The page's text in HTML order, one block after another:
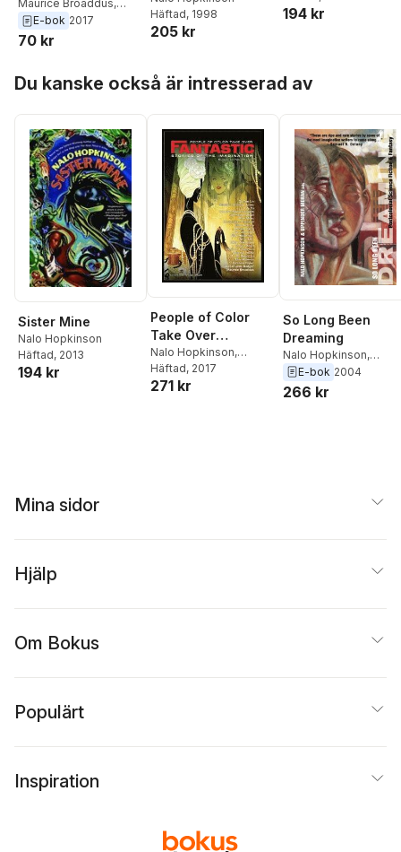
Fantastic Stories of
the Imagination
Maurice Broaddus,
Darcie Little Badger
Terence Taylor
Patterson,Tonya
Tsamaase,Henry Lien,
Alex Jennings,Eliza
Victoria,Christopher
Caldwell,Paul Miles,
Jermaine McGill,
Jennifer Marie Brissett
E. Lily Yu,Minsoo Kang
Su-Yee Lin,Stephen
Graham Jones,Nalo
Hopkinson,Nisi Shawl
E-bok 2017
70 kr
Häftad, 1998
205 kr
194 kr
Du kanske också är intresserad av
Sister Mine
Nalo Hopkinson
Häftad, 2013
194 kr
People of Color
Take Over
Fantastic Stories of
the Imagination
Nalo Hopkinson,
Minsoo Kang
Shawl
Häftad, 2017
271 kr
So Long Been
Dreaming
Nalo Hopkinson,
Uppinder Mehan
E-bok 2004
266 kr
Mina sidor
Hjälp
Om Bokus
Populärt
Inspiration